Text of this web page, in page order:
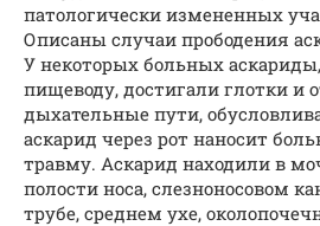
патологически измененных
Описаны случаи прободения
У некоторых больных
пищеводу, достигали глотки и
дыхательные пути,
аскарид через рот наносит
травму. Аскарид находили в
полости носа, слезноносовом
трубе, среднем ухе,